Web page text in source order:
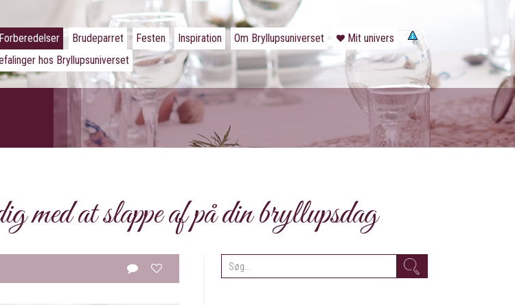
Forberedelser Brudeparret Festen Inspiration Om Bryllupsuniverset
Mit univers
hos Bryllupsuniverset
at slappe af på din bryllupsdag